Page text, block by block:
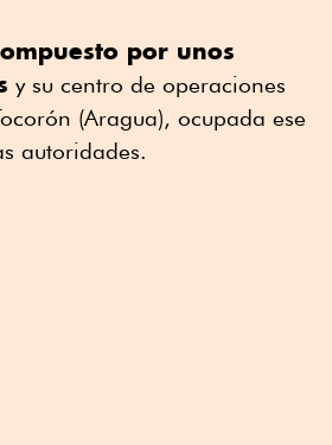
por unos
y su centro de operaciones
(Aragua), ocupada ese
autoridades.